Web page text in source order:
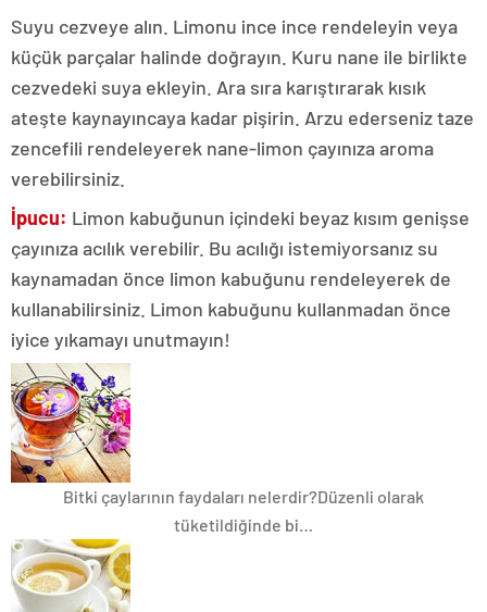
Suyu cezveye alın. Limonu ince ince rendeleyin veya
küçük parçalar halinde doğrayın. Kuru nane ile birlikte
cezvedeki suya ekleyin. Ara sıra karıştırarak kısık
ateşte kaynayıncaya kadar pişirin. Arzu ederseniz taze
zencefili rendeleyerek nane-limon çayınıza aroma
verebilirsiniz.
İpucu: Limon kabuğunun içindeki beyaz kısım genişse
çayınıza acılık verebilir. Bu acılığı istemiyorsanız su
kaynamadan önce limon kabuğunu rendeleyerek de
kullanabilirsiniz. Limon kabuğunu kullanmadan önce
iyice yıkamayı unutmayın!
Bitki çaylarının faydaları nelerdir?Düzenli olarak
tüketildiğinde bi…